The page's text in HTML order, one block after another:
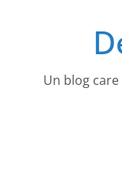
Un blog